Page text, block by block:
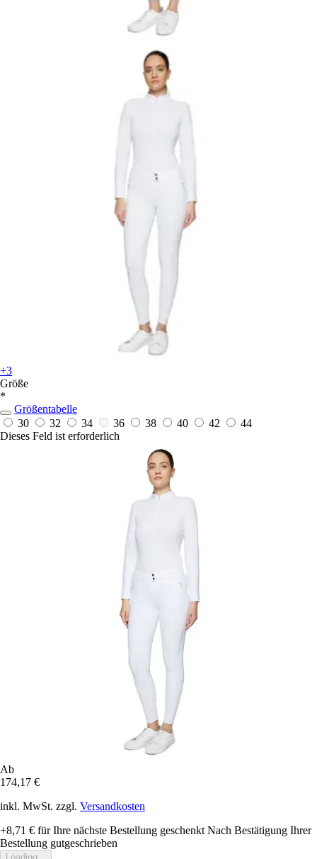
+3
Größe
*
Größentabelle
30
32 34 36 38 40 42
44
Dieses Feld ist erforderlich
Ab
174,17 €
inkl. MwSt. zzgl. Versandkosten
+8,71 € für Ihre nächste Bestellung geschenkt Nach Bestätigung Ihrer
Bestellung gutgeschrieben